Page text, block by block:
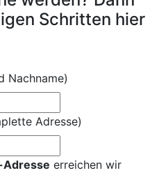
Schritten hier
Nachname)
Adresse)
Adresse erreichen wir